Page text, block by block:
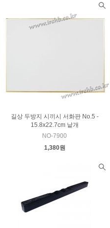
길상 두방지 시끼시 서화판 No.5 -
15.8x22.7cm 낱개
NO-7900
1,380원